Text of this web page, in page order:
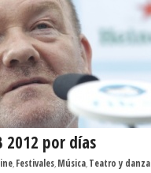
2012 por días
,Festivales,Música,Teatro y danza